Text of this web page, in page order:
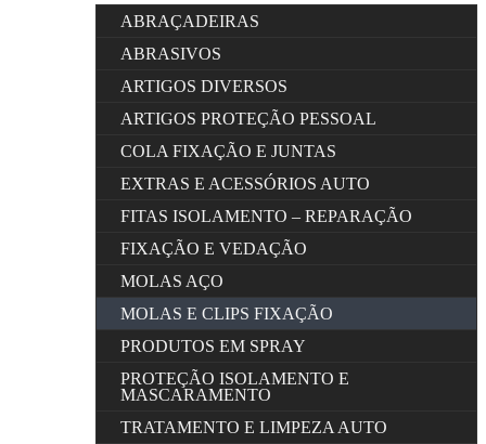
ABRAÇADEIRAS
ABRASIVOS
ARTIGOS DIVERSOS
ARTIGOS PROTEÇÃO PESSOAL
COLA FIXAÇÃO E JUNTAS
EXTRAS E ACESSÓRIOS AUTO
FITAS ISOLAMENTO – REPARAÇÃO
FIXAÇÃO E VEDAÇÃO
MOLAS AÇO
MOLAS E CLIPS FIXAÇÃO
PRODUTOS EM SPRAY
PROTEÇÃO ISOLAMENTO E
MASCARAMENTO
TRATAMENTO E LIMPEZA AUTO